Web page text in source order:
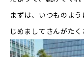
まずは、いつものよ
じめましてさんがたく